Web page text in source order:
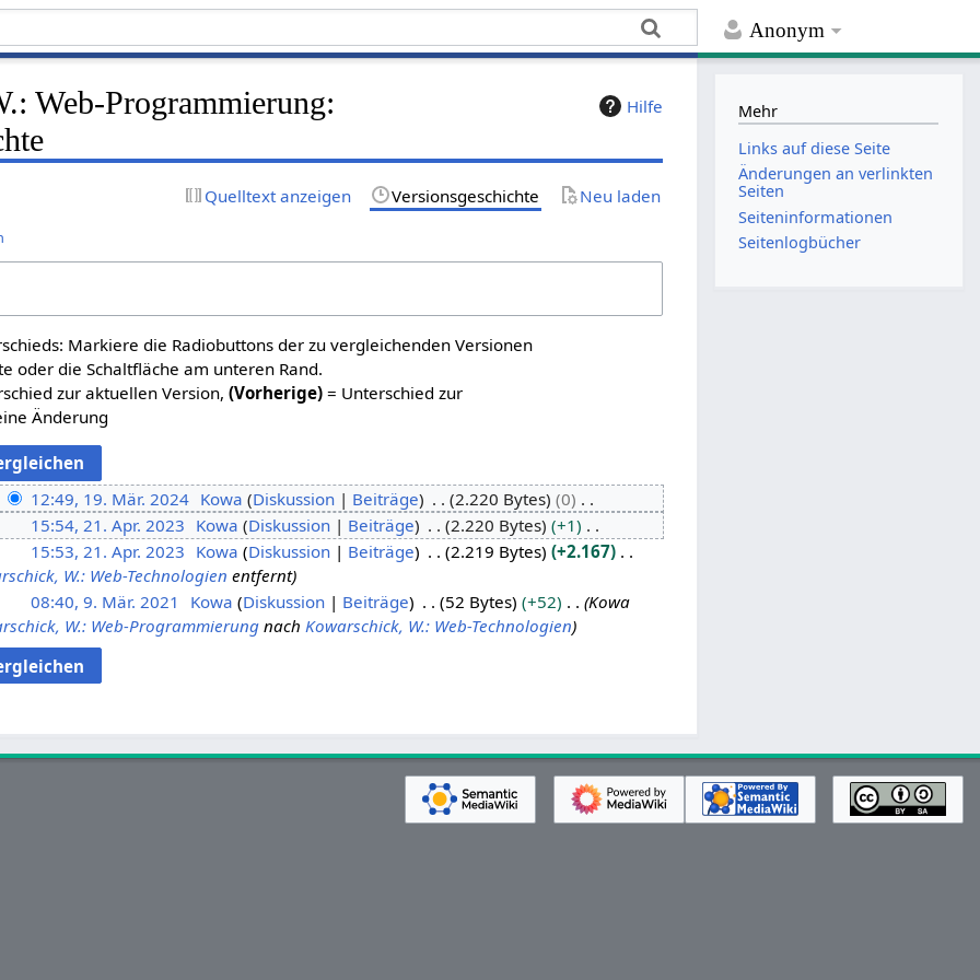
Anonym
Hilfe
Web-Programmierung:
Quelltext anzeigen Versionsgeschichte Neu laden
Markiere die Radiobuttons der zu vergleichenden Versionen
oder die Schaltfläche am unteren Rand.
zur aktuellen Version,(Vorherige) = Unterschied zur
Änderung
12:49, 19. Mär. 2024 Kowa Diskussion Beiträge 2.220 Bytes
0
15:54, 21. Apr. 2023 Kowa Diskussion Beiträge 2.220 Bytes
+1
15:53, 21. Apr. 2023 Kowa Diskussion Beiträge 2.219 Bytes
+2.167
W.: Web-Technologien entfernt
08:40, 9. Mär. 2021 Kowa Diskussion Beiträge 52 Bytes +52
Kowa
W.: Web-Programmierungnach Kowarschick, W.: Web-Technologien
Mehr
Links auf diese Seite
Änderungen an verlinkten
Seiten
Seiten­­informationen
Seitenlogbücher